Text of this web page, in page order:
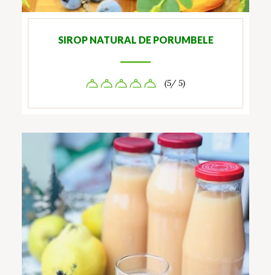
SIROP NATURAL DE PORUMBELE
(5/ 5)